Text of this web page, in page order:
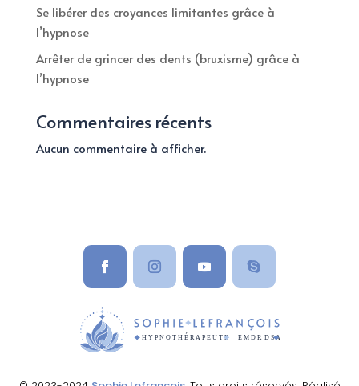
Se libérer des croyances limitantes grâce à
l’hypnose
Arrêter de grincer des dents (bruxisme) grâce à
l’hypnose
Commentaires récents
Aucun commentaire à afficher.